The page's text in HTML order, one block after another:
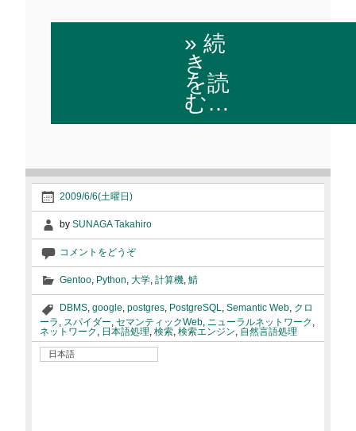
» 続
き
を読
む…
2009/6/6(土曜日)
by SUNAGA Takahiro
コメントをどうぞ
Gentoo, Python, 大学, 計算機, 鯖
DBMS, google, postgres, PostgreSQL, Semantic Web, クロ
ーラ , スパイダー, セマンティックWeb, ニューラルネットワーク ,
ネットワーク , 日本語処理, 検索, 検索エンジン, 自然言語処理
日本語